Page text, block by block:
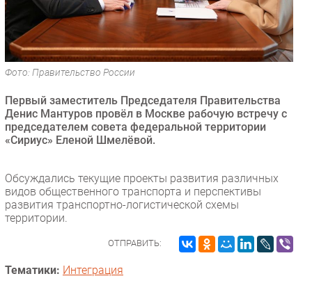
Безопасность
Инновации
CIO/Управление ИТ
Гаджеты
Здоровье
РАЗДЕЛЫ
Аналитика
Интервью
Мероприятия
Фото: Правительство России
Первый заместитель Председателя Правительства
Денис Мантуров провёл в Москве рабочую встречу с
председателем совета федеральной территории
«Сириус» Еленой Шмелёвой.
Обсуждались текущие проекты развития различных
видов общественного транспорта и перспективы
развития транспортно-логистической схемы
территории.
ОТПРАВИТЬ:
Тематики: Интеграция